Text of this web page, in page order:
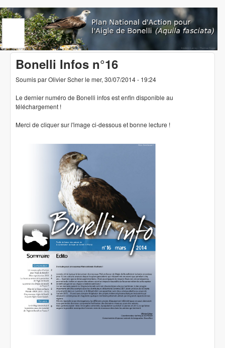
Aller au contenu principal
www.aigledebonelli.org
Bonelli Infos n°16
Soumis parOlivier Scherle mer, 30/07/2014 - 19:24
Le dernier numéro de Bonelli infos est enfin disponible au
téléchargement !
Merci de cliquer sur l'image ci-dessous et bonne lecture !